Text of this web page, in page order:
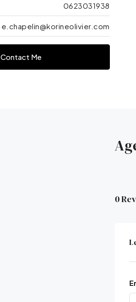
0623031938
e.chapelin@korineolivier.com
Contact Me
0